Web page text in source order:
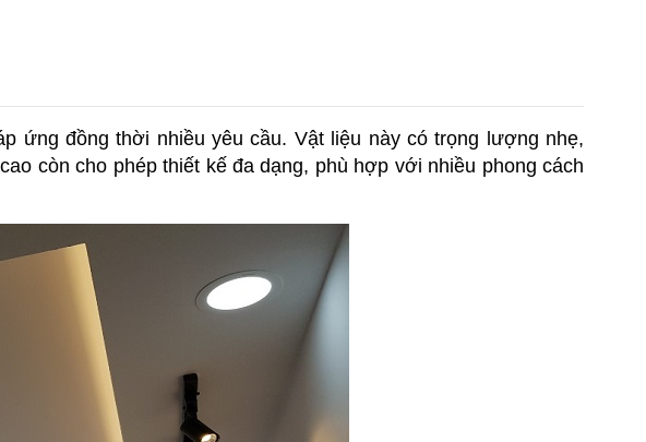
ứng đồng thời nhiều yêu cầu. Vật liệu này có trọng lượng nhẹ,
còn cho phép thiết kế đa dạng, phù hợp với nhiều phong cách